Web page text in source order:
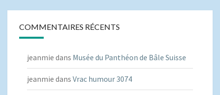
COMMENTAIRES RÉCENTS
jeanmie dans Musée du Panthéon de Bâle Suisse
jeanmie dans Vrac humour 3074